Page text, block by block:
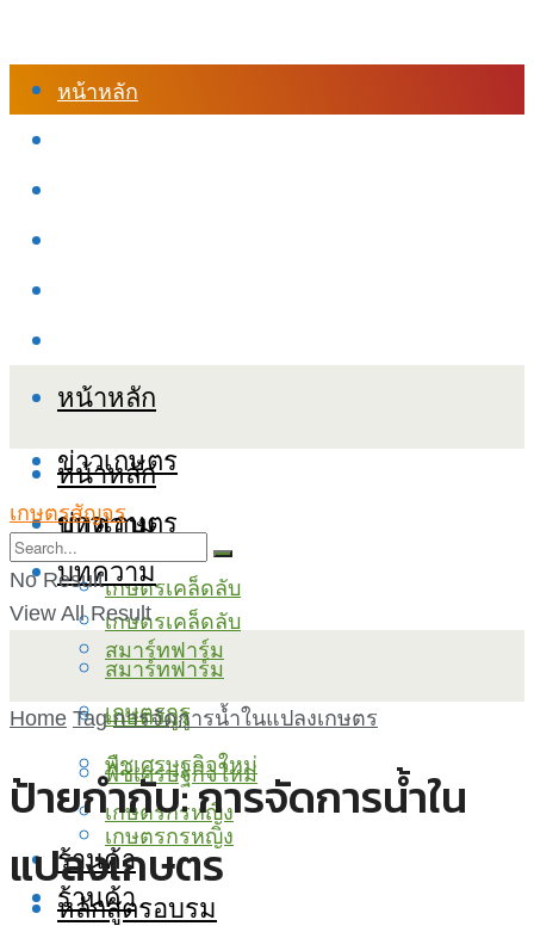
หน้าหลัก
หน้าหลัก
ข่าวเกษตร
บทความ
เกษตรเคล็ดลับ
สมาร์ทฟาร์ม
เกษตรกูรู
พืชเศรษฐกิจใหม่
เกษตรกรหญิง
ร้านค้า
หน้าหลัก
ข่าวเกษตร
บทความ
เกษตรเคล็ดลับ
สมาร์ทฟาร์ม
เกษตรกูรู
พืชเศรษฐกิจใหม่
เกษตรกรหญิง
ร้านค้า
หลักสูตรอบรม
เกษตรสัญจร
No Result
View All Result
Home Tag การจัดการน้ำในแปลงเกษตร
ป้ายกำกับ:การจัดการน้ำใน
แปลงเกษตร